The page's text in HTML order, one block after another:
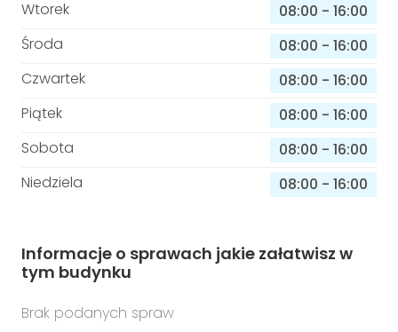
Wtorek
08:00 - 16:00
Środa
08:00 - 16:00
Czwartek
08:00 - 16:00
Piątek
08:00 - 16:00
Sobota
08:00 - 16:00
Niedziela
08:00 - 16:00
Informacje o sprawach jakie załatwisz w
tym budynku
Brak podanych spraw